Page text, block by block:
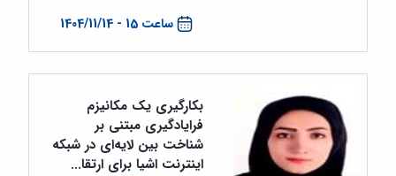
ساعت 15 - 1404/11/14
بکارگیری یک مکانیزم
فرایادگیری مبتنی بر
شناخت بین لایه‌ای در شبکه
اینترنت اشیا ‏برای ارتقا...